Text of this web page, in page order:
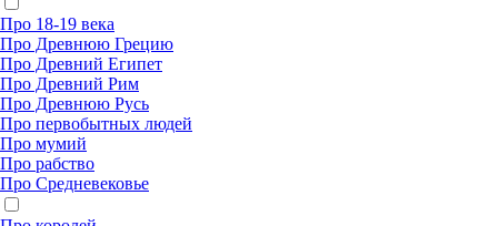
Про 18-19 века
Про Древнюю Грецию
Про Древний Египет
Про Древний Рим
Про Древнюю Русь
Про первобытных людей
Про мумий
Про рабство
Про Средневековье